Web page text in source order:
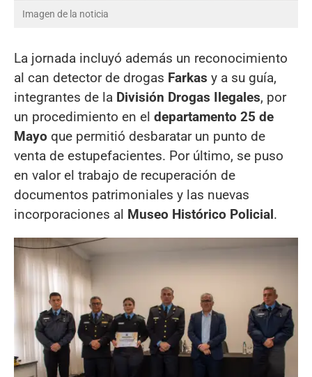
Imagen de la noticia
La jornada incluyó además un reconocimiento
al can detector de drogas Farkas y a su guía,
integrantes de la División Drogas Ilegales, por
un procedimiento en el departamento 25 de
Mayo que permitió desbaratar un punto de
venta de estupefacientes. Por último, se puso
en valor el trabajo de recuperación de
documentos patrimoniales y las nuevas
incorporaciones al Museo Histórico Policial.